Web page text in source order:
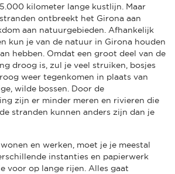
kilometer lange kustlijn. Maar
ontbreekt het Girona aan
aan natuurgebieden. Afhankelijk
kun je van de natuur in Girona houden
hebben. Omdat een groot deel van de
droog is, zul je veel struiken, bosjes
weer tegenkomen in plaats van
wilde bossen. Door de
zijn er minder meren en rivieren die
stranden kunnen anders zijn dan je
en werken, moet je je meestal
instanties en papierwerk
voor op lange rijen. Alles gaat